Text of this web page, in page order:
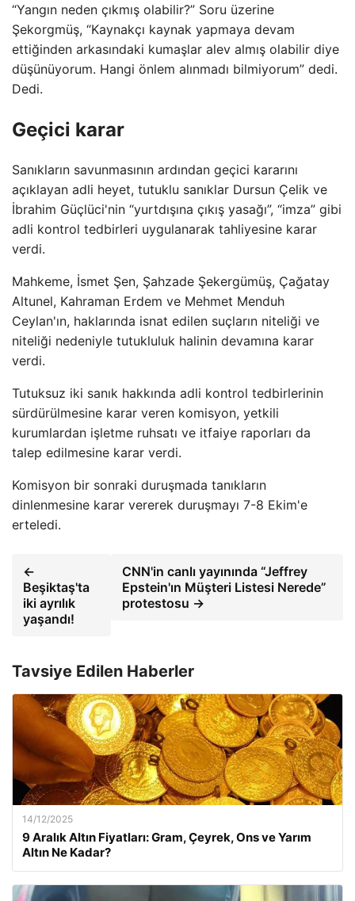
“Yangın neden çıkmış olabilir?” Soru üzerine
Şekorgmüş, “Kaynakçı kaynak yapmaya devam
ettiğinden arkasındaki kumaşlar alev almış olabilir diye
düşünüyorum. Hangi önlem alınmadı bilmiyorum” dedi.
Dedi.
Geçici karar
Sanıkların savunmasının ardından geçici kararını
açıklayan adli heyet, tutuklu sanıklar Dursun Çelik ve
İbrahim Güçlüci'nin “yurtdışına çıkış yasağı”, “imza” gibi
adli kontrol tedbirleri uygulanarak tahliyesine karar
verdi.
Mahkeme, İsmet Şen, Şahzade Şekergümüş, Çağatay
Altunel, Kahraman Erdem ve Mehmet Menduh
Ceylan'ın, haklarında isnat edilen suçların niteliği ve
niteliği nedeniyle tutukluluk halinin devamına karar
verdi.
Tutuksuz iki sanık hakkında adli kontrol tedbirlerinin
sürdürülmesine karar veren komisyon, yetkili
kurumlardan işletme ruhsatı ve itfaiye raporları da
talep edilmesine karar verdi.
Komisyon bir sonraki duruşmada tanıkların
dinlenmesine karar vererek duruşmayı 7-8 Ekim'e
erteledi.
←
Beşiktaş'ta
iki ayrılık
yaşandı!
CNN'in canlı yayınında “Jeffrey
Epstein'ın Müşteri Listesi Nerede”
protestosu →
Tavsiye Edilen Haberler
14/12/2025
9 Aralık Altın Fiyatları: Gram, Çeyrek, Ons ve Yarım
Altın Ne Kadar?